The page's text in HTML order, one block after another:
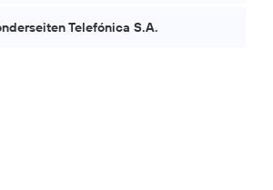
Telefónica S.A.